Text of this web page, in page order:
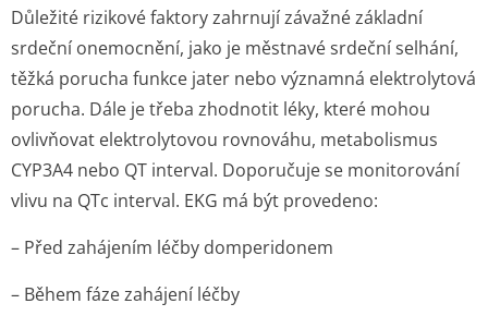
Důležité rizikové faktory zahrnují závažné základní
srdeční onemocnění, jako je městnavé srdeční selhání,
těžká porucha funkce jater nebo významná elektrolytová
porucha. Dále je třeba zhodnotit léky, které mohou
ovlivňovat elektrolytovou rovnováhu, metabolismus
CYP3A4 nebo QT interval. Doporučuje se monitorování
vlivu na QTc interval. EKG má být provedeno:
– Před zahájením léčby domperidonem
– Během fáze zahájení léčby